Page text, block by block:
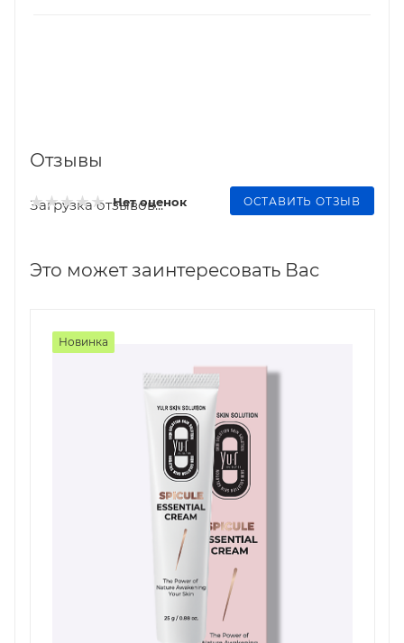
Отзывы
Нет оценок ОСТАВИТЬ ОТЗЫВ
Загрузка отзывов...
Это может заинтересовать Вас
Новинка